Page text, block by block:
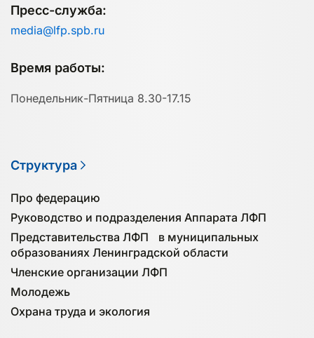
Пресс-служба:
media@lfp.spb.ru
Время работы:
Понедельник-Пятница 8.30-17.15
Структура
Про федерацию
Руководство и подразделения Аппарата ЛФП
Представительства ЛФП в муниципальных
образованиях Ленинградской области
Членские организации ЛФП
Молодежь
Охрана труда и экология